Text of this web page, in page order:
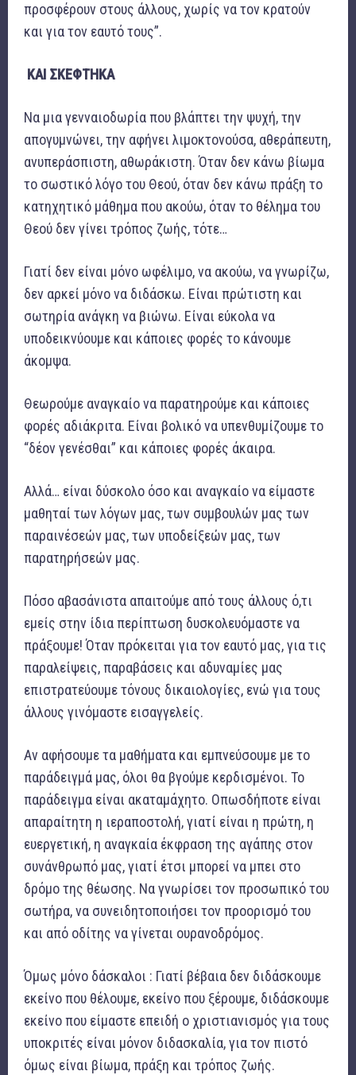
προσφέρουν στους άλλους, χωρίς να τον κρατούν
και για τον εαυτό τους”.
ΚΑΙ ΣΚΕΦΤΗΚΑ
Να μια γενναιοδωρία που βλάπτει την ψυχή, την
απογυμνώνει, την αφήνει λιμοκτονούσα, αθεράπευτη,
ανυπεράσπιστη, αθωράκιστη. Όταν δεν κάνω βίωμα
το σωστικό λόγο του Θεού, όταν δεν κάνω πράξη το
κατηχητικό μάθημα που ακούω, όταν το θέλημα του
Θεού δεν γίνει τρόπος ζωής, τότε…
Γιατί δεν είναι μόνο ωφέλιμο, να ακούω, να γνωρίζω,
δεν αρκεί μόνο να διδάσκω. Είναι πρώτιστη και
σωτηρία ανάγκη να βιώνω. Είναι εύκολα να
υποδεικνύουμε και κάποιες φορές το κάνουμε
άκομψα.
Θεωρούμε αναγκαίο να παρατηρούμε και κάποιες
φορές αδιάκριτα. Είναι βολικό να υπενθυμίζουμε το
“δέον γενέσθαι” και κάποιες φορές άκαιρα.
Αλλά… είναι δύσκολο όσο και αναγκαίο να είμαστε
μαθηταί των λόγων μας, των συμβουλών μας των
παραινέσεών μας, των υποδείξεών μας, των
παρατηρήσεών μας.
Πόσο αβασάνιστα απαιτούμε από τους άλλους ό,τι
εμείς στην ίδια περίπτωση δυσκολευόμαστε να
πράξουμε! Όταν πρόκειται για τον εαυτό μας, για τις
παραλείψεις, παραβάσεις και αδυναμίες μας
επιστρατεύουμε τόνους δικαιολογίες, ενώ για τους
άλλους γινόμαστε εισαγγελείς.
Αν αφήσουμε τα μαθήματα και εμπνεύσουμε με το
παράδειγμά μας, όλοι θα βγούμε κερδισμένοι. Το
παράδειγμα είναι ακαταμάχητο. Οπωσδήποτε είναι
απαραίτητη η ιεραποστολή, γιατί είναι η πρώτη, η
ευεργετική, η αναγκαία έκφραση της αγάπης στον
συνάνθρωπό μας, γιατί έτσι μπορεί να μπει στο
δρόμο της θέωσης. Να γνωρίσει τον προσωπικό του
σωτήρα, να συνειδητοποιήσει τον προορισμό του
και από οδίτης να γίνεται ουρανοδρόμος.
Όμως μόνο δάσκαλοι : Γιατί βέβαια δεν διδάσκουμε
εκείνο που θέλουμε, εκείνο που ξέρουμε, διδάσκουμε
εκείνο που είμαστε επειδή ο χριστιανισμός για τους
υποκριτές είναι μόνον διδασκαλία, για τον πιστό
όμως είναι βίωμα, πράξη και τρόπος ζωής.